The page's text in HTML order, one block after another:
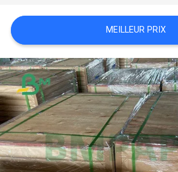
NOUVELLES
LES
AFFAIRES
PLAN
DU
SITE
MEILLEUR PRIX